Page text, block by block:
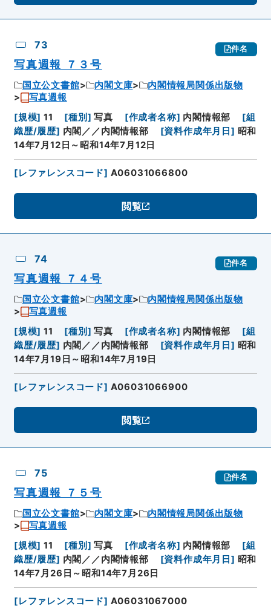
73 件名
写真週報 ７３号
国立公文書館 内閣文庫
内閣情報局関係出版物
写真週報
[規模] 11 [種別 ] 写真 [作成者名称] 内閣情報部 [組
織歴/履歴] 内閣／／内閣情報部 [資料作成年月日] 昭和
14年7月12日～昭和14年7月12日
[レファレンスコード] A06031066800
閲覧
74 件名
写真週報 ７４号
国立公文書館 内閣文庫
内閣情報局関係出版物
写真週報
[規模] 11 [種別 ] 写真 [作成者名称] 内閣情報部 [組
織歴/履歴] 内閣／／内閣情報部 [資料作成年月日] 昭和
14年7月19日～昭和14年7月19日
[レファレンスコード] A06031066900
閲覧
75 件名
写真週報 ７５号
国立公文書館 内閣文庫
内閣情報局関係出版物
写真週報
[規模] 11 [種別 ] 写真 [作成者名称] 内閣情報部 [組
織歴/履歴] 内閣／／内閣情報部 [資料作成年月日] 昭和
14年7月26日～昭和14年7月26日
[レファレンスコード] A06031067000